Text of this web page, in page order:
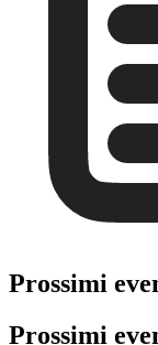
Prossimi
Prossimi